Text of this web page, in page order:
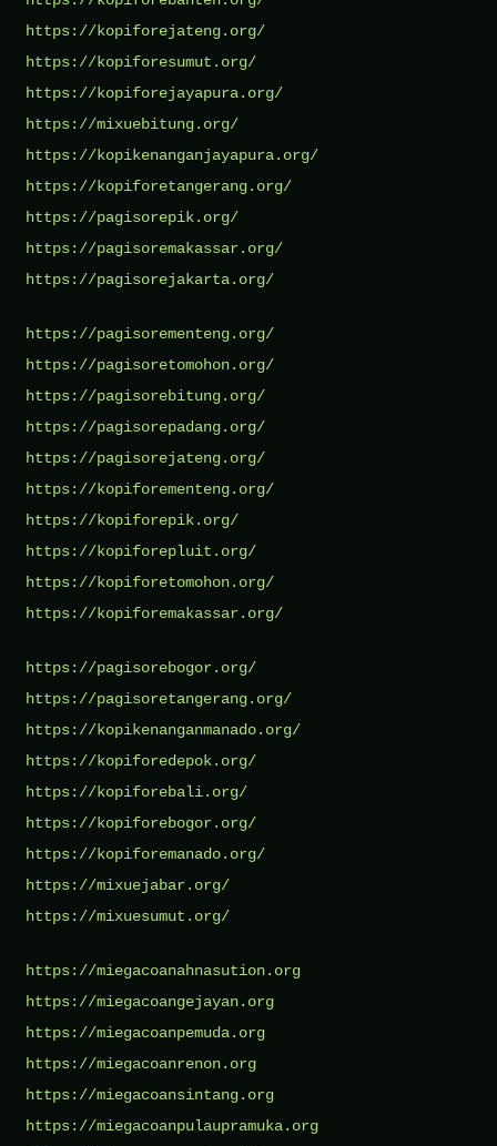
https://kopiforejateng.org/
https://kopiforesumut.org/
https://kopiforejayapura.org/
https://mixuebitung.org/
https://kopikenanganjayapura.org/
https://kopiforetangerang.org/
https://pagisorepik.org/
https://pagisoremakassar.org/
https://pagisorejakarta.org/
https://pagisorementeng.org/
https://pagisoretomohon.org/
https://pagisorebitung.org/
https://pagisorepadang.org/
https://pagisorejateng.org/
https://kopiforementeng.org/
https://kopiforepik.org/
https://kopiforepluit.org/
https://kopiforetomohon.org/
https://kopiforemakassar.org/
https://pagisorebogor.org/
https://pagisoretangerang.org/
https://kopikenanganmanado.org/
https://kopiforedepok.org/
https://kopiforebali.org/
https://kopiforebogor.org/
https://kopiforemanado.org/
https://mixuejabar.org/
https://mixuesumut.org/
https://miegacoanahnasution.org
https://miegacoangejayan.org
https://miegacoanpemuda.org
https://miegacoanrenon.org
https://miegacoansintang.org
https://miegacoanpulaupramuka.org